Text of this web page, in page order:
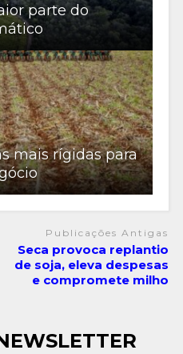
parte do
mais rígidas para
Publicações Antigas
Seca provoca replantio
de soja, eleva despesas
e compromete milho